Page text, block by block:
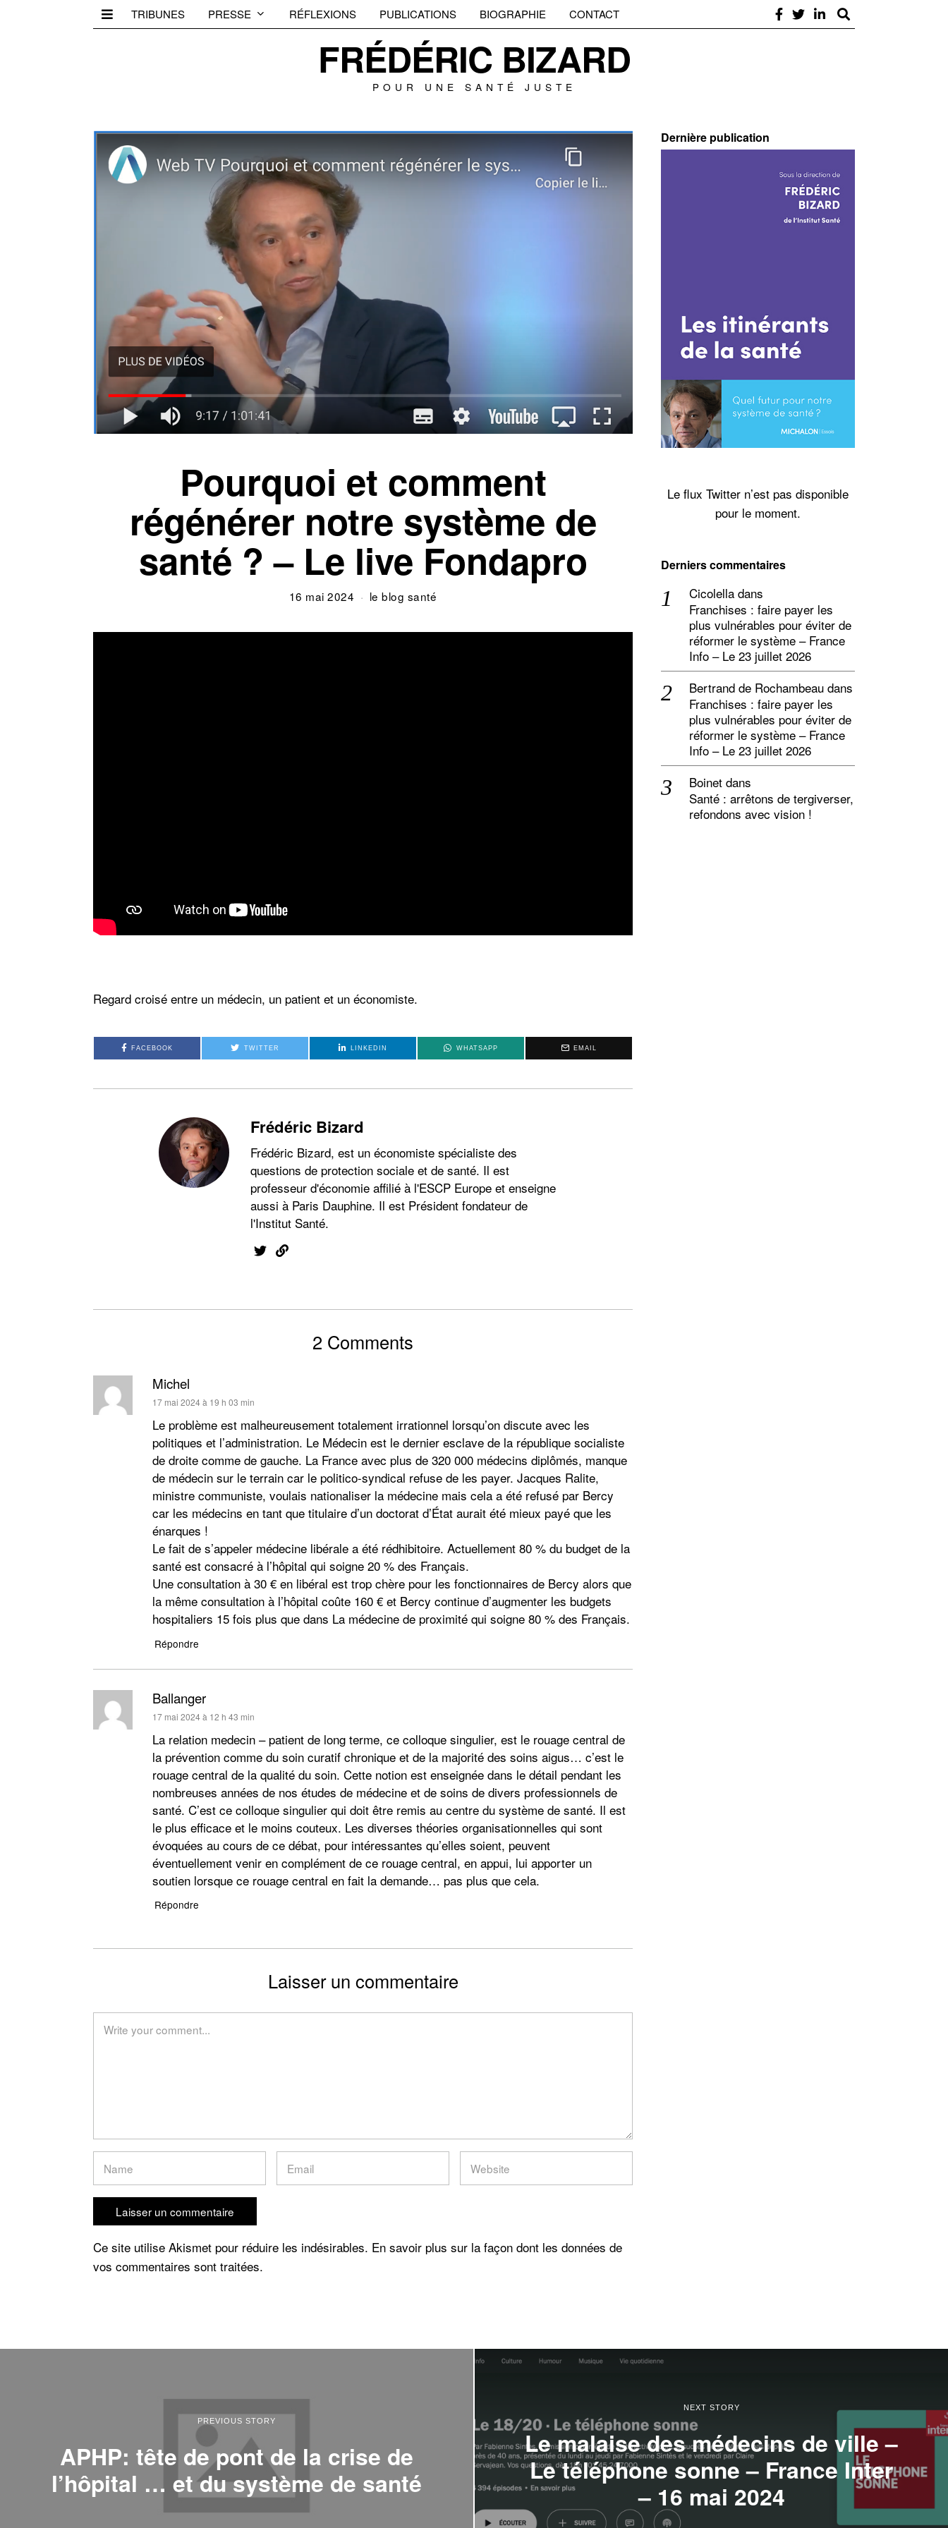
TRIBUNES PRESSE RÉFLEXIONS PUBLICATIONS BIOGRAPHIE CONTACT
FRÉDÉRIC BIZARD
POUR UNE SANTÉ JUSTE
Pourquoi et comment
régénérer notre système de
santé ? – Le live Fondapro
16 mai 2024 le blog santé
Regard croisé entre un médecin, un patient et un économiste.
FACEBOOK TWITTER LINKEDIN WHATSAPP EMAIL
Frédéric Bizard
Frédéric Bizard, est un économiste spécialiste des
questions de protection sociale et de santé. Il est
professeur d'économie affilié à l'ESCP Europe et enseigne
aussi à Paris Dauphine. Il est Président fondateur de
l'Institut Santé.
2 Comments
Michel
dit :
17 mai 2024 à 19 h 03 min
Le problème est malheureusement totalement irrationnel lorsqu’on discute avec les
politiques et l’administration. Le Médecin est le dernier esclave de la république socialiste
de droite comme de gauche. La France avec plus de 320 000 médecins diplômés, manque
de médecin sur le terrain car le politico-syndical refuse de les payer. Jacques Ralite,
ministre communiste, voulais nationaliser la médecine mais cela a été refusé par Bercy
car les médecins en tant que titulaire d’un doctorat d’État aurait été mieux payé que les
énarques !
Le fait de s’appeler médecine libérale a été rédhibitoire. Actuellement 80 % du budget de la
santé est consacré à l’hôpital qui soigne 20 % des Français.
Une consultation à 30 € en libéral est trop chère pour les fonctionnaires de Bercy alors que
la même consultation à l’hôpital coûte 160 € et Bercy continue d’augmenter les budgets
hospitaliers 15 fois plus que dans La médecine de proximité qui soigne 80 % des Français.
Répondre
Ballanger
dit :
17 mai 2024 à 12 h 43 min
La relation medecin – patient de long terme, ce colloque singulier, est le rouage central de
la prévention comme du soin curatif chronique et de la majorité des soins aigus… c’est le
rouage central de la qualité du soin. Cette notion est enseignée dans le détail pendant les
nombreuses années de nos études de médecine et de soins de divers professionnels de
santé. C’est ce colloque singulier qui doit être remis au centre du système de santé. Il est
le plus efficace et le moins couteux. Les diverses théories organisationnelles qui sont
évoquées au cours de ce débat, pour intéressantes qu’elles soient, peuvent
éventuellement venir en complément de ce rouage central, en appui, lui apporter un
soutien lorsque ce rouage central en fait la demande… pas plus que cela.
Répondre
Laisser un commentaire
Ce site utilise Akismet pour réduire les indésirables. En savoir plus sur la façon dont les données de
vos commentaires sont traitées.
Dernière publication
Le flux Twitter n’est pas disponible
pour le moment.
Derniers commentaires
Cicolella dans
Franchises : faire payer les
plus vulnérables pour éviter de
réformer le système – France
Info – Le 23 juillet 2026
Bertrand de Rochambeau dans
Franchises : faire payer les
plus vulnérables pour éviter de
réformer le système – France
Info – Le 23 juillet 2026
Boinet dans
Santé : arrêtons de tergiverser,
refondons avec vision !
PREVIOUS STORY
APHP: tête de pont de la crise de
l’hôpital … et du système de santé
NEXT STORY
Le malaise des médecins de ville –
Le téléphone sonne – France Inter
– 16 mai 2024